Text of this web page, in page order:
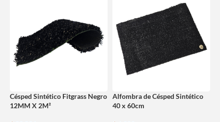
Césped Sintético Fitgrass Negro
12MM X 2M²
Alfombra de Césped Sintético
40 x 60cm